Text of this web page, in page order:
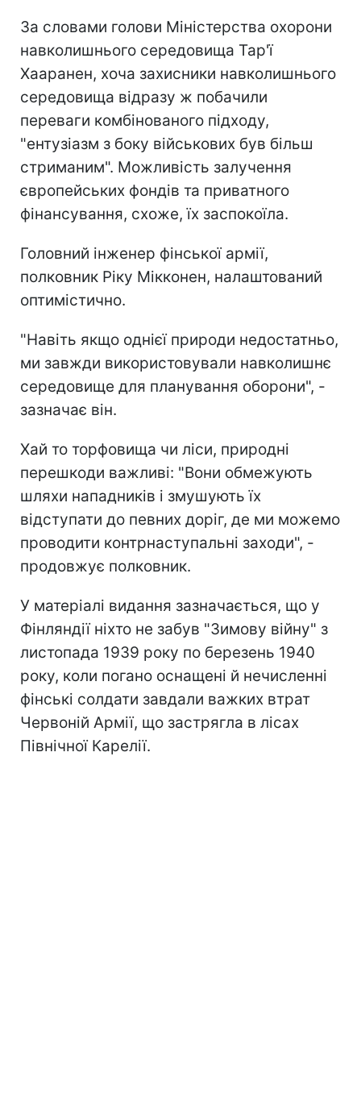
За словами голови Міністерства охорони
навколишнього середовища Тар'ї
Хааранен, хоча захисники навколишнього
середовища відразу ж побачили
переваги комбінованого підходу,
"ентузіазм з боку військових був більш
стриманим". Можливість залучення
європейських фондів та приватного
фінансування, схоже, їх заспокоїла.
Головний інженер фінської армії,
полковник Ріку Мікконен, налаштований
оптимістично.
"Навіть якщо однієї природи недостатньо,
ми завжди використовували навколишнє
середовище для планування оборони", -
зазначає він.
Хай то торфовища чи ліси, природні
перешкоди важливі: "Вони обмежують
шляхи нападників і змушують їх
відступати до певних доріг, де ми можемо
проводити контрнаступальні заходи", -
продовжує полковник.
У матеріалі видання зазначається, що у
Фінляндії ніхто не забув "Зимову війну" з
листопада 1939 року по березень 1940
року, коли погано оснащені й нечисленні
фінські солдати завдали важких втрат
Червоній Армії, що застрягла в лісах
Північної Карелії.